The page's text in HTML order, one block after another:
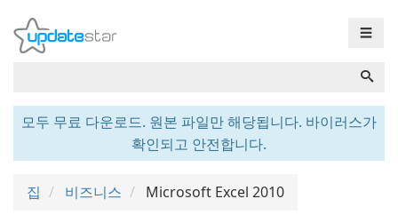
☰
모두 무료 다운로드. 원본 파일만 해당됩니다. 바이러스가
확인되고 안전합니다.
집 비즈니스 Microsoft Excel 2010